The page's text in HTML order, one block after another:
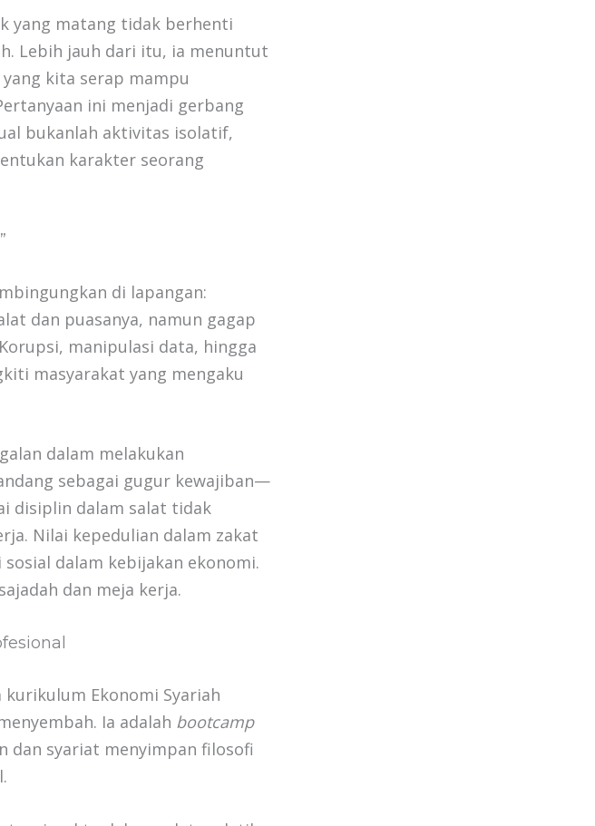
yang matang tidak berhenti
Lebih jauh dari itu, ia menuntut
kita serap mampu
ini menjadi gerbang
bukanlah aktivitas isolatif,
karakter seorang
di lapangan:
dan puasanya, namun gagap
manipulasi data, hingga
masyarakat yang mengaku
dalam melakukan
sebagai gugur kewajiban—
disiplin dalam salat tidak
Nilai kepedulian dalam zakat
dalam kebijakan ekonomi.
dan meja kerja.
Ekonomi Syariah
Ia adalah bootcamp
dan syariat menyimpan filosofi